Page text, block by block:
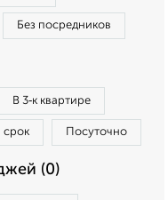
Без посредников
В 3‑к квартире
срок Посуточно
(0)